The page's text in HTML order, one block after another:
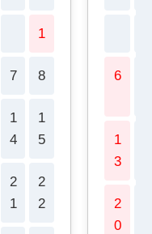
1
7 8
1
4
1
5
2
1
2
2
6
1
3
2
0